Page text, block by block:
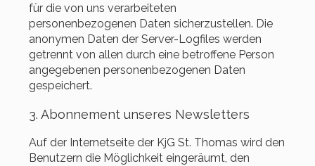
für die von uns verarbeiteten
personenbezogenen Daten sicherzustellen. Die
anonymen Daten der Server-Logfiles werden
getrennt von allen durch eine betroffene Person
angegebenen personenbezogenen Daten
gespeichert.
3. Abonnement unseres Newsletters
Auf der Internetseite der KjG St. Thomas wird den
Benutzern die Möglichkeit eingeräumt, den